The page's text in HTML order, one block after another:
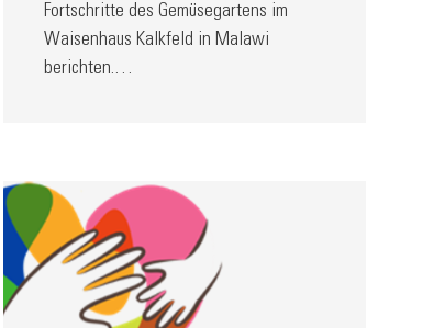
Fortschritte des Gemüsegartens im
Waisenhaus Kalkfeld in Malawi
berichten.…